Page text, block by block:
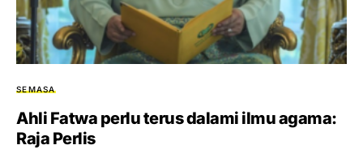
SEMASA
Ahli Fatwa perlu terus dalami ilmu agama:
Raja Perlis